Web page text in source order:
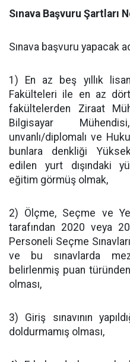
Sınava Başvuru Şartları
Sınava başvuru yapacak
1) En az beş yıllık
Fakülteleri ile en az
fakültelerden Ziraat
Bilgisayar
unvanlı/diplomalı ve
bunlara denkliği
edilen yurt dışındaki
eğitim görmüş olmak,
2) Ölçme, Seçme ve
tarafından 2020 veya
Personeli Seçme
ve bu sınavlarda
belirlenmiş puan
olması,
3) Giriş sınavının
doldurmamış olması,